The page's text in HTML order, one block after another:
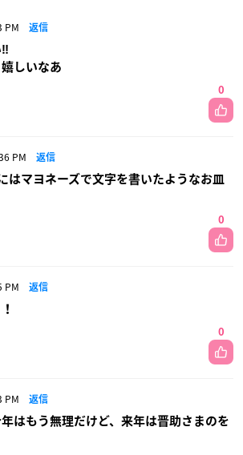
PM 返信
しいなあ
0
PM 返信
はマヨネーズで文字を書いたようなお皿
0
PM 返信
0
PM 返信
はもう無理だけど、来年は晋助さまのを